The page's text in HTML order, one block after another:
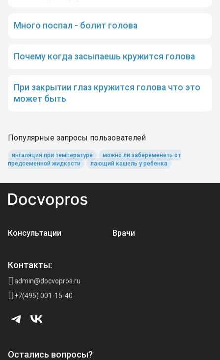
Много поспал - болит голова
Почему когда засыпаешь кружится голова
При закрытии глаз кружится голова что это
может быть
Популярные запросы пользователей
ингаляция при температуре
можно ли забеременеть от
предсеменной жидкости
лающий кашель у ребенка
Консультации Врачи
Контакты:
admin@docvopros.ru
+7(495) 001-15-40
Остались вопросы?